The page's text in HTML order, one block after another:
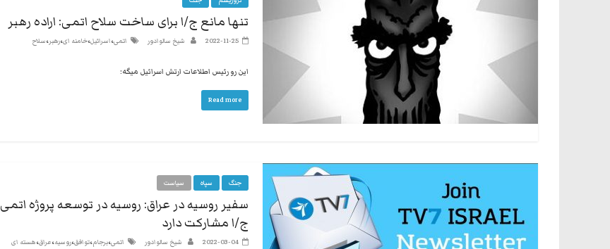
ایرانیانی
است
هم
حکومت
تنها مانع ج/ا برای ساخت سلاح اتمی: اراده رهبر
2022-11-25 شیخ سالوادور اتمی،اسرائیل،خامنه ای،رهبر،سلاح
این رو رئیس اطلاعات ارتش اسرائیل میگه:
Read more
جنگ سپاه سیاست
سفیر روسیه در عراق: روسیه در توسعه پروژه اتمی
ج/ا مشارکت دارد
2022-03-04 شیخ سالوادور اتمی،برجام،توافق،روسیه،عراق،هسته ای